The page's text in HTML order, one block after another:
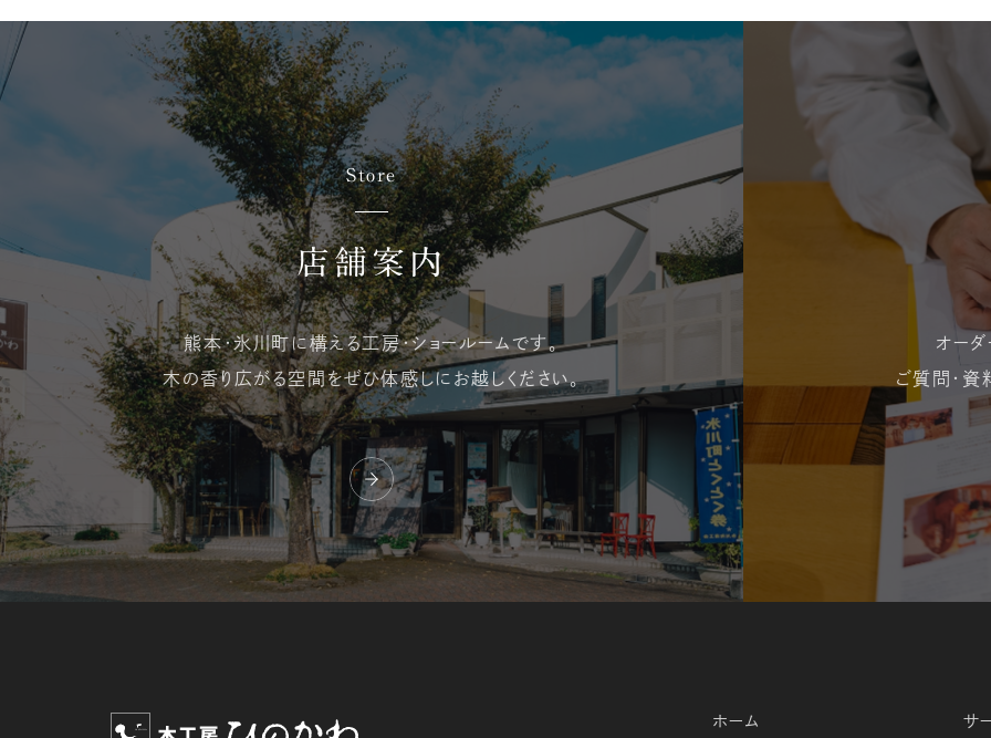
Store
店舗案内
熊本・氷川町に構える工房・ショールームです。
木の香り広がる空間をぜひ体感しにお越しください。
オーダ
ご質問・資
ホーム サ